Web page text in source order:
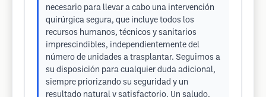
necesario para llevar a cabo una intervención
quirúrgica segura, que incluye todos los
recursos humanos, técnicos y sanitarios
imprescindibles, independientemente del
número de unidades a trasplantar. Seguimos a
su disposición para cualquier duda adicional,
siempre priorizando su seguridad y un
resultado natural y satisfactorio. Un saludo.